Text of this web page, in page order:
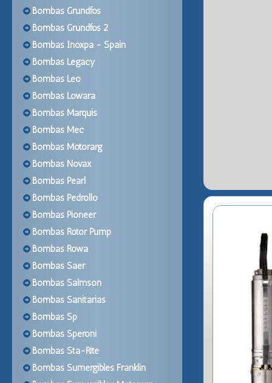
Bombas Grundfos
Bombas Grundfos 2
Bombas Inoxpa - Spain
Bombas Legacy
Bombas Leo
Bombas Lowara
Bombas Marquis
Bombas Mec
Bombas Motorarg
Bombas Novax
Bombas Pearl
Bombas Pedrollo
Bombas Pioneer
Bombas Rotor Pump
Bombas Rowa
Bombas Saer
Bombas Salmson
Bombas Sanitarias
Bombas Sp
Bombas Speroni
Bombas Sta-Rite
Bombas Sumergibles Franklin